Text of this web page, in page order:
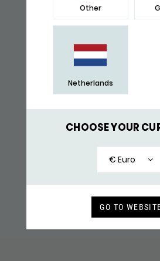
Other
Netherlands
CHOOSE YOUR
€ Euro
GO TO
RECENT